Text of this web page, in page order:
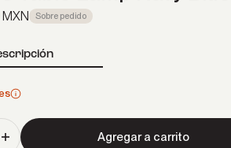
Sobre pedido
Agregar a carrito